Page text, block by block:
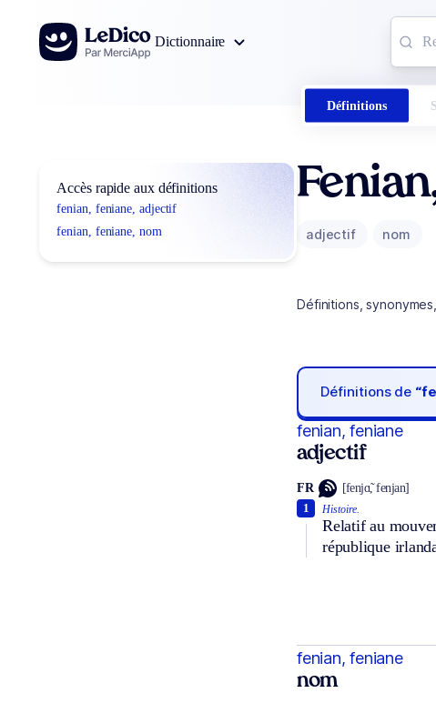
Aller au contenu
Dictionnaire
Définitions
Accès rapide aux définitions
fenian, feniane, adjectif
fenian, feniane, nom
adjectif nom
Définitions,
Définitions de
fenian, feniane
adjectif
FR [fenjɑ̃, fenjan]
Histoire.
Relatif au
république
1
fenian, feniane
nom